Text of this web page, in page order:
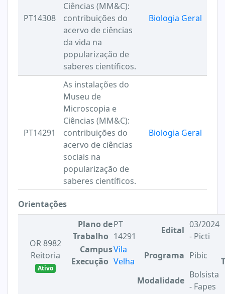
PT14308
Ciências (MM&C):
contribuições do
acervo de ciências
da vida na
popularização de
saberes científicos.
Biologia Geral
PT14291
As instalações do
Museu de
Microscopia e
Ciências (MM&C):
contribuições do
acervo de ciências
sociais na
popularização de
saberes científicos.
Biologia Geral
Orientações
OR 8982
Reitoria
Ativo
Plano de
Trabalho
PT
14291
Edital
03/2024
- Picti
Campus
Execução
Vila
Velha
Programa Pibic
Modalidade
Bolsista
- Fapes